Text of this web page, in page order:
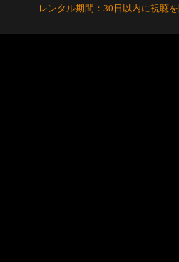
レンタル期間：30日以内に視聴